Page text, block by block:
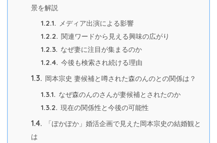
景を解説
1.2.1. メディア出演による影響
1.2.2. 関連ワードから見える興味の広がり
1.2.3. なぜ妻に注目が集まるのか
1.2.4. 今後も検索され続ける理由
1.3. 岡本宗史 妻候補と噂された森のんのとの関係は？
1.3.1. なぜ森のんのさんが妻候補とされたのか
1.3.2. 現在の関係性と今後の可能性
1.4.
「ぽかぽか」婚活企画で見えた岡本宗史の結婚観と
は